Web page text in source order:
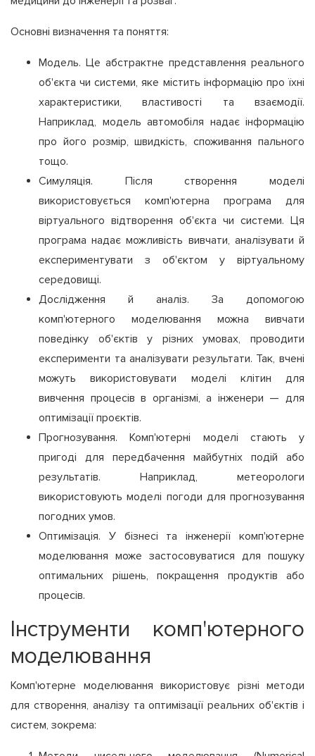
Основні визначення та поняття:
Модель. Це абстрактне представлення реального
об'єкта чи системи, яке містить інформацію про їхні
характеристики, властивості та взаємодії.
Наприклад, модель автомобіля надає інформацію
про його розмір, швидкість, споживання пального
тощо.
Симуляція. Після створення моделі
використовується комп'ютерна програма для
віртуального відтворення об'єкта чи системи. Ця
програма надає можливість вивчати, аналізувати й
експериментувати з об'єктом у віртуальному
середовищі.
Дослідження й аналіз. За допомогою
комп'ютерного моделювання можна вивчати
поведінку об'єктів у різних умовах, проводити
експерименти та аналізувати результати. Так, вчені
можуть використовувати моделі клітин для
вивчення процесів в організмі, а інженери — для
оптимізації проєктів.
Прогнозування. Комп'ютерні моделі стають у
пригоді для передбачення майбутніх подій або
результатів. Наприклад, метеорологи
використовують моделі погоди для прогнозування
погодних умов.
Оптимізація. У бізнесі та інженерії комп'ютерне
моделювання може застосовуватися для пошуку
оптимальних рішень, покращення продуктів або
процесів.
Інструменти комп'ютерного
моделювання
Комп'ютерне моделювання використовує різні методи
для створення, аналізу та оптимізації реальних об'єктів і
систем, зокрема: